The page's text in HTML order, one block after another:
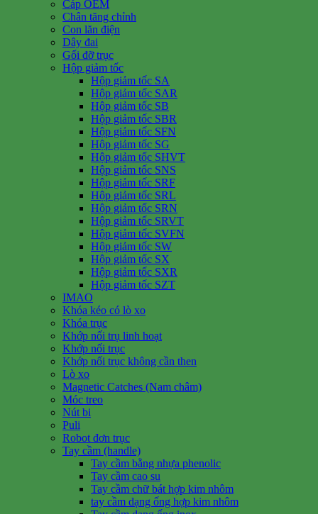
Cáp OEM
Chân tăng chỉnh
Con lăn điện
Dây đai
Gối đỡ trục
Hộp giảm tốc
Hộp giảm tốc SA
Hộp giảm tốc SAR
Hộp giảm tốc SB
Hộp giảm tốc SBR
Hộp giảm tốc SFN
Hộp giảm tốc SG
Hộp giảm tốc SHVT
Hộp giảm tốc SNS
Hộp giảm tốc SRF
Hộp giảm tốc SRL
Hộp giảm tốc SRN
Hộp giảm tốc SRVT
Hộp giảm tốc SVFN
Hộp giảm tốc SW
Hộp giảm tốc SX
Hộp giảm tốc SXR
Hộp giảm tốc SZT
IMAO
Khóa kéo có lò xo
Khóa trục
Khớp nối trụ linh hoạt
Khớp nối trục
Khớp nối trục không cần then
Lò xo
Magnetic Catches (Nam châm)
Móc treo
Nút bi
Puli
Robot đơn trục
Tay cầm (handle)
Tay cầm bằng nhựa phenolic
Tay cầm cao su
Tay cầm chữ bát hợp kim nhôm
tay cầm dạng ống hợp kim nhôm